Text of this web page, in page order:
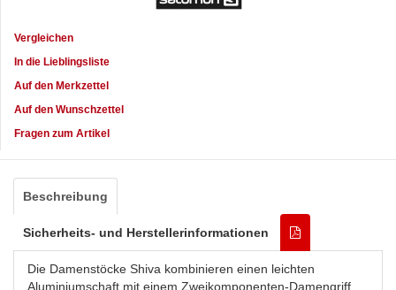
Vergleichen
In die Lieblingsliste
Auf den Merkzettel
Auf den Wunschzettel
Fragen zum Artikel
Beschreibung
Sicherheits- und Herstellerinformationen
Die Damenstöcke Shiva kombinieren einen leichten
Aluminiumschaft mit einem Zweikomponenten-Damengriff